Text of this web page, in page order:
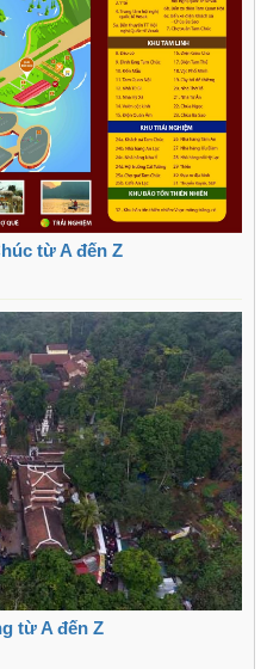
từ A đến Z
từ A đến Z